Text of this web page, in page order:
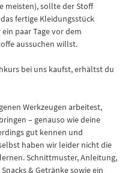
meisten), sollte der Stoff
fertige Kleidungsstück
paar Tage vor dem
aussuchen willst.
bei uns kaufst, erhältst du
Werkzeugen arbeitest,
– genauso wie deine
gut kennen und
haben wir leider nicht die
Schnittmuster, Anleitung,
& Getränke sowie ein